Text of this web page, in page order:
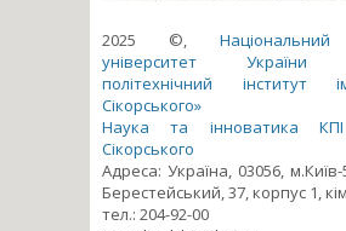
2025 ©,
університет України
політехнічний інститут
Сікорського»
Наука та інноватика
Сікорського
Адреса: Україна, 03056,
Берестейський, 37, корпус 1,
тел.: 204-92-00